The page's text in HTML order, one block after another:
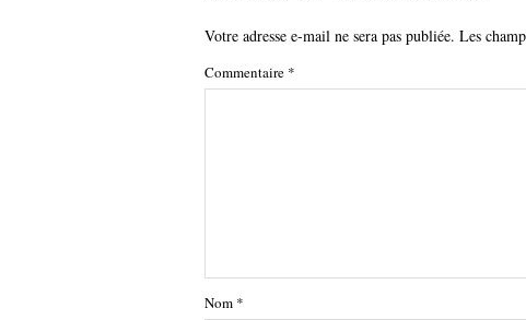
Votre adresse e-mail ne sera pas publiée. Les
Commentaire *
Nom *